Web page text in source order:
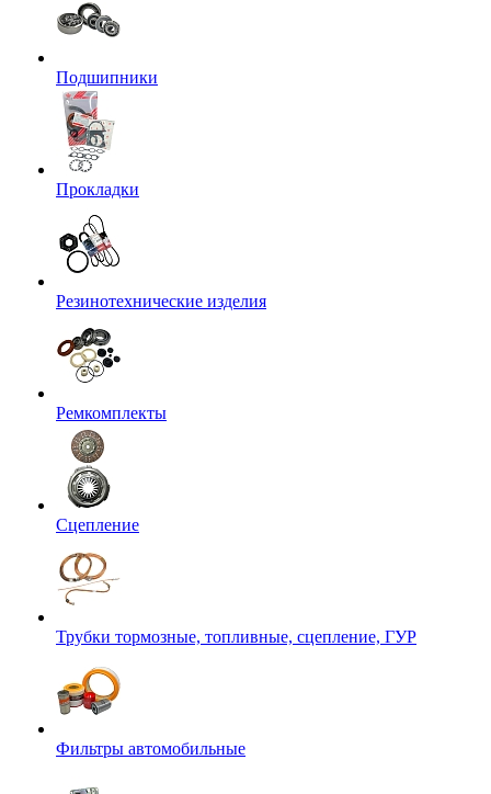
Подшипники
Прокладки
Резинотехнические изделия
Ремкомплекты
Сцепление
Трубки тормозные, топливные, сцепление, ГУР
Фильтры автомобильные